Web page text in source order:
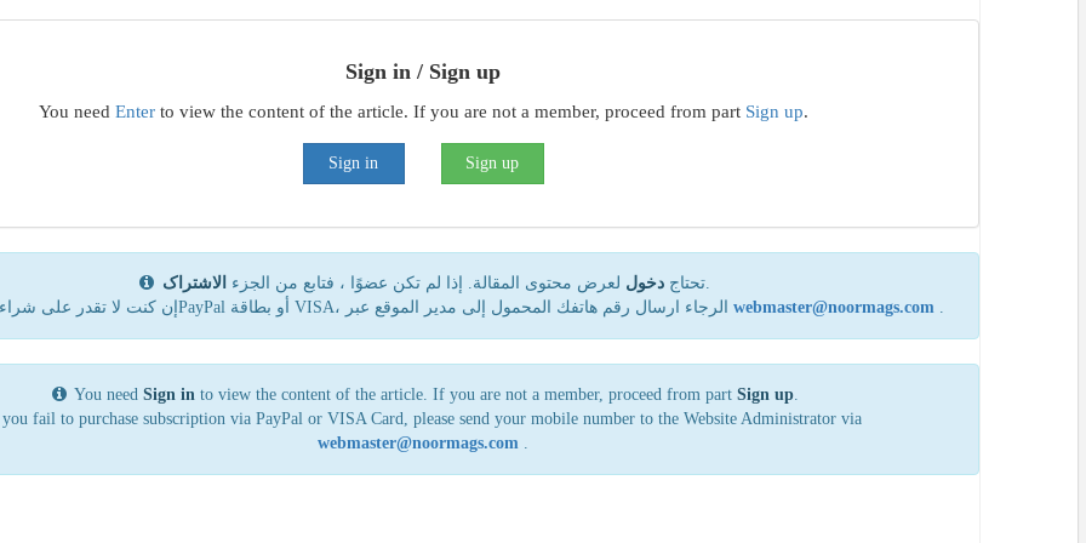
Sign in / Sign up
You need Enterto view the content of the article. If you are not a member, proceed from part Sign up.
Sign in Sign up
تحتاج دخول لعرض محتوى المقالة. إذا لم تكن عضوًا ، فتابع من الجزء الاشتراک
webmaster@noormags.com
You need Sign in to view the content of the article. If you are not a member, proceed from part Sign up.
fail to purchase subscription via PayPal or VISA Card, please send your mobile number to the Website Administrator via
webmaster@noormags.com